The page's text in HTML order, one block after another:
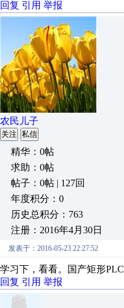
回复 引用 举报
农民儿子
关注 私信
精华：0帖
求助：0帖
帖子：0帖 | 127回
年度积分：0
历史总积分：763
注册：2016年4月30日
发表于：2016-05-23 22:27:52
学习下，看看。国产矩形PLC
回复 引用 举报